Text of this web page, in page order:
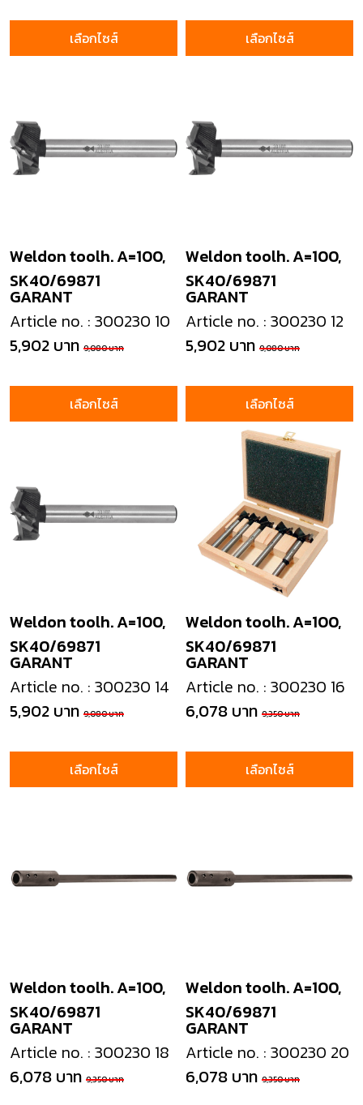
เลือกไซส์ เลือกไซส์
GARANT
Weldon toolh. A=100,
SK40/69871
Article no. : 300230 10
5,902 บาท 9,080 บาท
เลือกไซส์
GARANT
Weldon toolh. A=100,
SK40/69871
Article no. : 300230 12
5,902 บาท 9,080 บาท
เลือกไซส์
GARANT
Weldon toolh. A=100,
SK40/69871
Article no. : 300230 14
5,902 บาท 9,080 บาท
เลือกไซส์
GARANT
Weldon toolh. A=100,
SK40/69871
Article no. : 300230 16
6,078 บาท 9,350 บาท
เลือกไซส์
GARANT
Weldon toolh. A=100,
SK40/69871
Article no. : 300230 18
6,078 บาท 9,350 บาท
GARANT
Weldon toolh. A=100,
SK40/69871
Article no. : 300230 20
6,078 บาท 9,350 บาท